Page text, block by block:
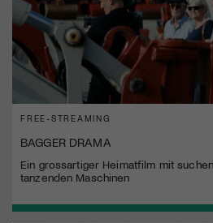
FREE-STREAMING
BAGGER DRAMA
Ein grossartiger Heimatfilm mit
tanzenden Maschinen